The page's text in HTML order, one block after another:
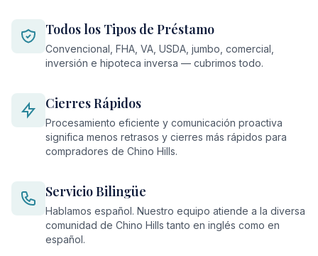
Todos los Tipos de Préstamo
Convencional, FHA, VA, USDA, jumbo, comercial,
inversión e hipoteca inversa — cubrimos todo.
Cierres Rápidos
Procesamiento eficiente y comunicación proactiva
significa menos retrasos y cierres más rápidos para
compradores de Chino Hills.
Servicio Bilingüe
Hablamos español. Nuestro equipo atiende a la diversa
comunidad de Chino Hills tanto en inglés como en
español.